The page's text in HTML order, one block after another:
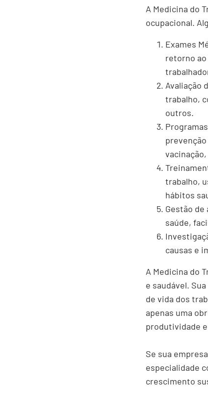
A Medicina do
ocupacional.
Exames
retorno ao
Avaliação
trabalho,
outros.
trabalho,
hábitos
Gestão
saúde,
causas e
A Medicina do
e saudável.
de vida dos
apenas uma
produtividade
Se sua
especialidade
crescimento